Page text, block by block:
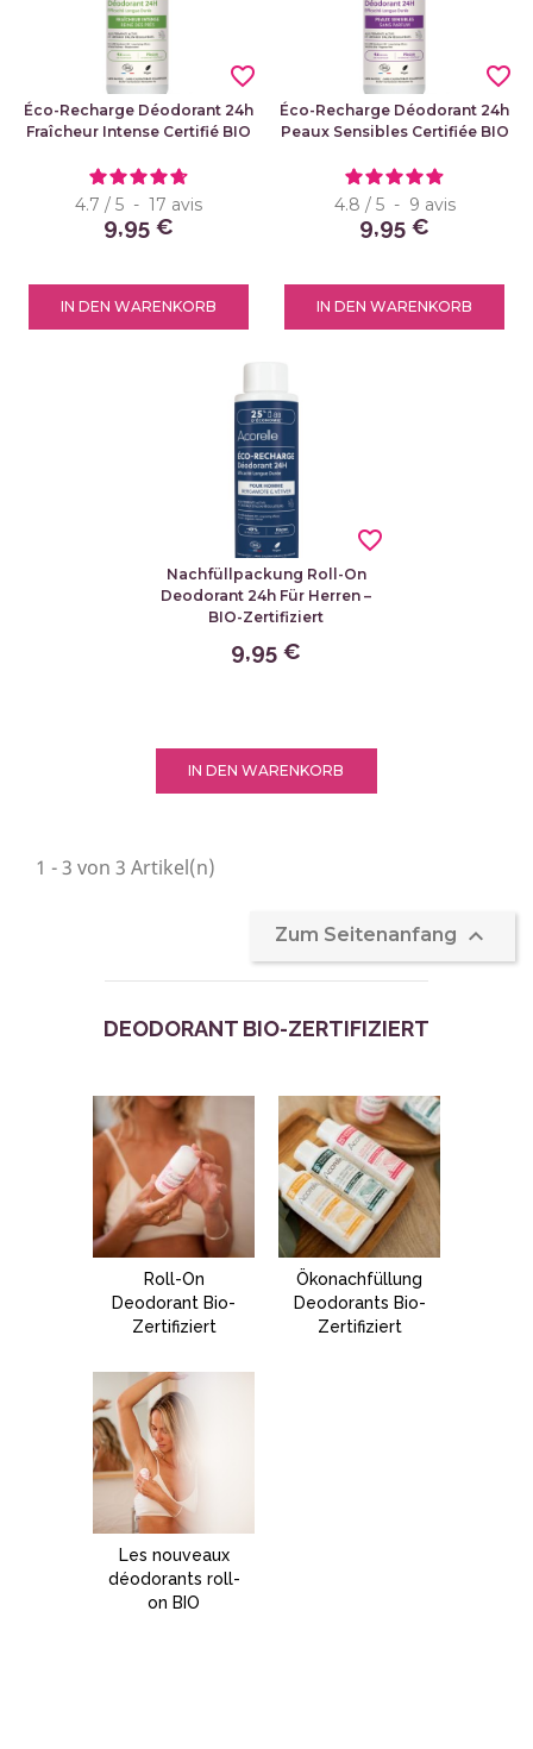
Éco-Recharge Déodorant 24h
Fraîcheur Intense Certifié BIO
4.7 / 5 - 17 avis
9,95 €
IN DEN WARENKORB
favorite_border
Éco-Recharge Déodorant 24h
Peaux Sensibles Certifiée BIO
4.8 / 5 - 9 avis
9,95 €
IN DEN WARENKORB
favorite_border
Nachfüllpackung Roll-On
Deodorant 24h Für Herren –
BIO-Zertifiziert
9,95 €
IN DEN WARENKORB
favorite_border
1 - 3 von 3 Artikel(n)
Zum Seitenanfang 
DEODORANT BIO-ZERTIFIZIERT
Roll-On
Deodorant Bio-
Zertifiziert
Ökonachfüllung
Deodorants Bio-
Zertifiziert
Les nouveaux
déodorants roll-
on BIO